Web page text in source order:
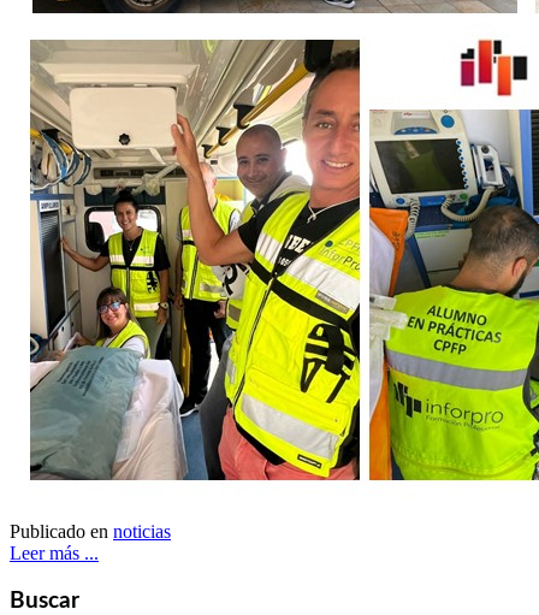
Publicado en noticias
Leer más ...
Buscar